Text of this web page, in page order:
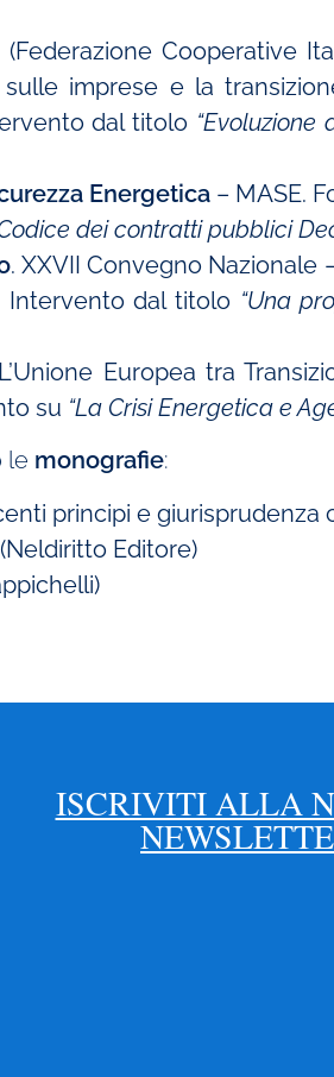
(Federazione Cooperative
imprese e la
dal titolo
Energetica– MASE.
dei contratti pubblici
. XXVII Convegno Nazionale
dal titolo “Una
Europea tra
su “La Crisi Energetica e
le monografie:
principi e giurisprudenza
Editore)
ISCRIVITI ALLA